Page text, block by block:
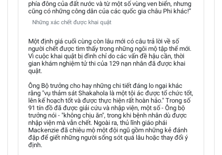
phía đông của đất nước và từ một số vùng ven biển, nhưng
cũng có những công dân của các quốc gia châu Phi khác!”
Những xác chết được khai quật
Một định giá cuối cùng còn lâu mới có câu trả lời về số
người chết được tìm thấy trong những ngôi mộ tập thể mới.
Vì cuộc khai quật bị đình chỉ do các vấn đề hậu cần, thời
gian khám nghiệm tử thi của 129 nạn nhân đã được khai
quật.
Ông Bộ trưởng cho hay những chi tiết đáng lo ngại khác
rằng "vụ thảm sát Shakahola là một tội ác được tổ chức tốt,
lên kế hoạch tốt và được thực hiện rất hoàn hảo." Trong số
91 tín đồ đã được giải cứu và nhập viện, một số - Ông bộ
trưởng nói - "không chịu ăn", trong khi bệnh nhân dù được
nhập viện mà vẫn chết. Ngoài ra, thủ lĩnh giáo phái
Mackenzie đã chiêu mộ một đội ngũ gồm những kẻ đánh
đập để giết những người sống sót quá lâu hoặc thay đổi ý
định.